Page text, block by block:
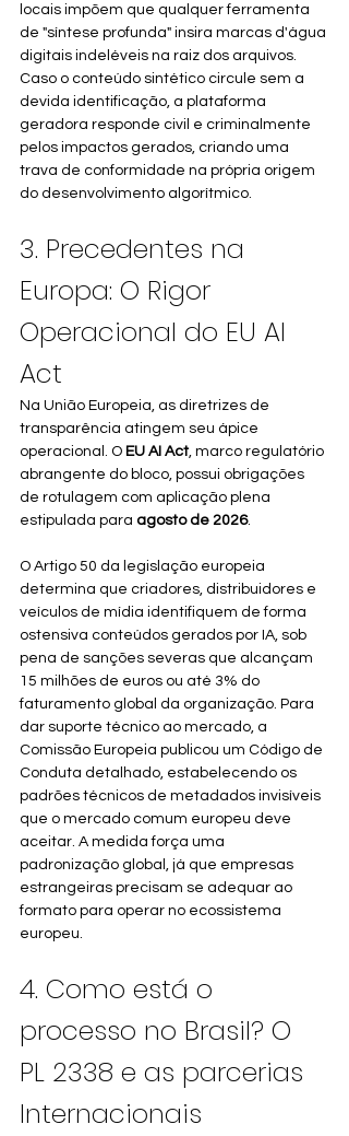
locais impõem que qualquer ferramenta
de "síntese profunda" insira marcas d'água
digitais indeléveis na raiz dos arquivos.
Caso o conteúdo sintético circule sem a
devida identificação, a plataforma
geradora responde civil e criminalmente
pelos impactos gerados, criando uma
trava de conformidade na própria origem
do desenvolvimento algorítmico.
3. Precedentes na
Europa: O Rigor
Operacional do EU AI
Act
Na União Europeia, as diretrizes de
transparência atingem seu ápice
operacional. O EU AI Act, marco regulatório
abrangente do bloco, possui obrigações
de rotulagem com aplicação plena
estipulada para agosto de 2026.
O Artigo 50 da legislação europeia
determina que criadores, distribuidores e
veículos de mídia identifiquem de forma
ostensiva conteúdos gerados por IA, sob
pena de sanções severas que alcançam
15 milhões de euros ou até 3% do
faturamento global da organização. Para
dar suporte técnico ao mercado, a
Comissão Europeia publicou um Código de
Conduta detalhado, estabelecendo os
padrões técnicos de metadados invisíveis
que o mercado comum europeu deve
aceitar. A medida força uma
padronização global, já que empresas
estrangeiras precisam se adequar ao
formato para operar no ecossistema
europeu.
4. Como está o
processo no Brasil? O
PL 2338 e as parcerias
Internacionais